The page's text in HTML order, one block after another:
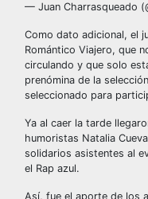
— Juan Charrasqueado
Como dato adicional, el
Romántico Viajero, que
circulando y que solo
prenómina de la
seleccionado para
Ya al caer la tarde
humoristas Natalia
solidarios asistentes al
el Rap azul.
Así, fue el aporte de los